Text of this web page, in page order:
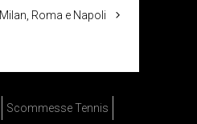
Roma e Napoli
Scommesse Tennis